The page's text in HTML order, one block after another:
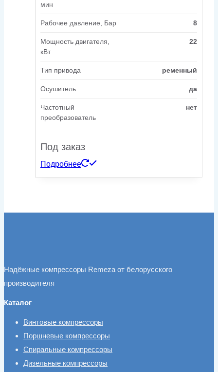
мин
Рабочее давление, Бар 8
Мощность двигателя,
кВт
22
Тип привода ременный
Осушитель да
Частотный
преобразователь
нет
Под заказ
Подробнее
Надёжные компрессоры Remeza от белорусского
производителя
Каталог
Винтовые компрессоры
Поршневые компрессоры
Спиральные компрессоры
Дизельные компрессоры